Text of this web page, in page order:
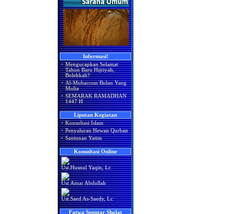
Informasi!
· Mengucapkan Selamat
Tahun Baru Hijriyah,
Bolehkah?
· Al-Muharrom Bulan Yang
Mulia
· SEMARAK RAMADHAN
1447 H
Liputan Kegiatan
· Konsultasi Islam
· Penyaluran Hewan Qurban
· Santunan Yatim
Konsultasi Online
Ust.Husnul Yaqin, Lc
Ust.Amar Abdullah
Ust.Saed As-Saedy, Lc
Fatwa Seputar Sholat